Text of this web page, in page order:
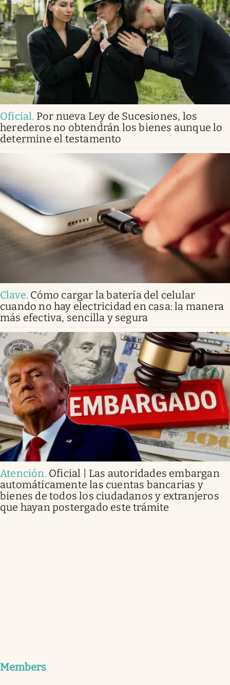
Oficial. Por nueva Ley de Sucesiones, los
herederos no obtendrán los bienes aunque lo
determine el testamento
Clave. Cómo cargar la batería del celular
cuando no hay electricidad en casa: la manera
más efectiva, sencilla y segura
Atención. Oficial | Las autoridades embargan
automáticamente las cuentas bancarias y
bienes de todos los ciudadanos y extranjeros
que hayan postergado este trámite
Members